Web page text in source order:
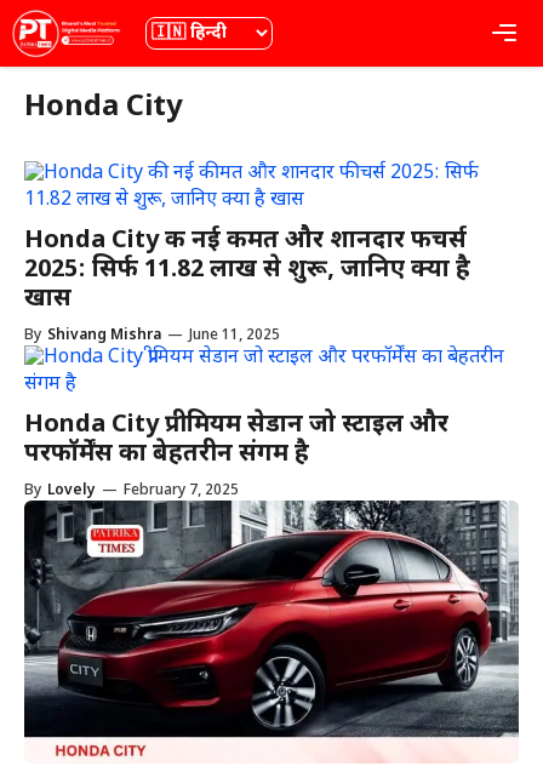
Skip
to
content
भाषा
Honda City
Honda City की नई कीमत और शानदार फीचर्स
2025: सिर्फ 11.82 लाख से शुरू, जानिए क्या है
खास
By Shivang Mishra — June 11, 2025
Honda City प्रीमियम सेडान जो स्टाइल और
परफॉर्मेंस का बेहतरीन संगम है
By Lovely — February 7, 2025